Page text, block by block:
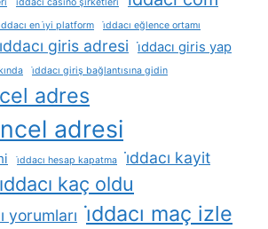
en i̇yi platform
i̇ddacı eğlence ortamı
i̇ddacı giris adresi i̇ddacı giris yap
i̇ddacı giriş bağlantısına gidin
adres
adresi
i̇ddacı hesap kapatma i̇ddacı kayit
i̇ddacı kaç oldu
yorumları i̇ddacı maç izle